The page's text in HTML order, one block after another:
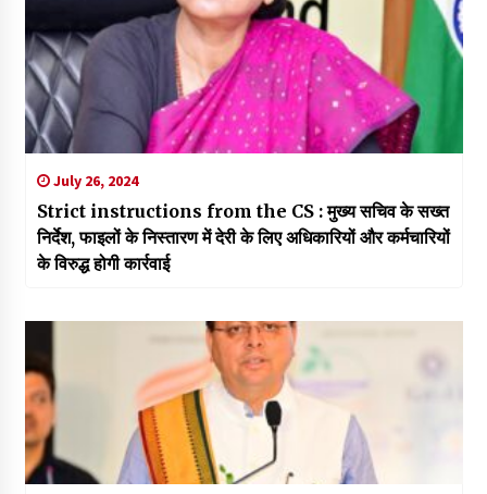
July 26, 2024
Strict instructions from the CS : मुख्य सचिव के सख्त
निर्देश, फाइलों के निस्तारण में देरी के लिए अधिकारियों और कर्मचारियों
के विरुद्ध होगी कार्रवाई